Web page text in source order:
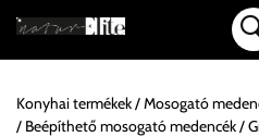
Konyhai termékek
Mosogató
Beépíthető mosogató medencék